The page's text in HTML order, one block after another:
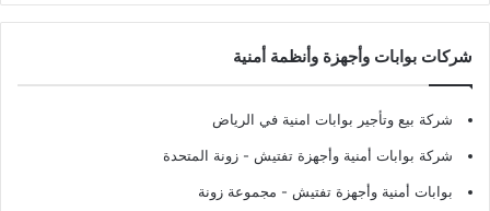
شركات بوابات وأجهزة وأنظمة أمنية
شركة بيع وتأجير بوابات امنية في الرياض
شركة بوابات أمنية وأجهزة تفتيش - زونة المتحدة
بوابات أمنية وأجهزة تفتيش - مجموعة زونة